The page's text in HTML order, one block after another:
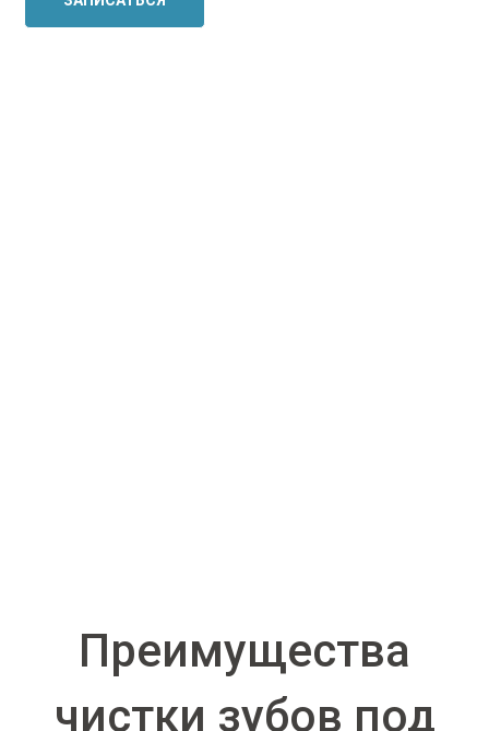
Преимущества
чистки зубов под